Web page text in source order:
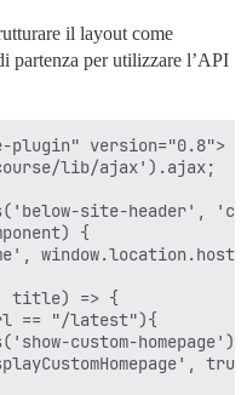
il layout come
partenza per utilizzare l’API
plugin" version="0.8">
lib/ajax').ajax;
site-header',
{
title) => {
== "/latest"){
custom-